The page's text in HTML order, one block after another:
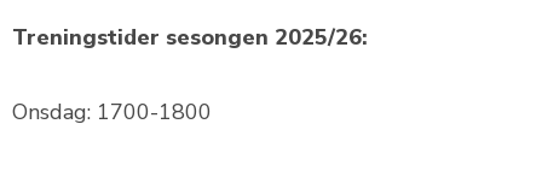
Treningstider sesongen 2025/26:
Onsdag: 1700-1800